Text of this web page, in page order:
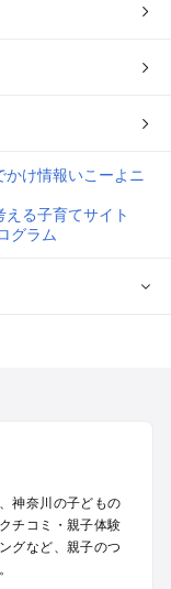
け
け
プールお出かけ
神奈川の子どもの
チコミ・親子体験
グなど、親子のつ